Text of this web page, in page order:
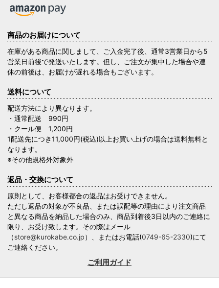
商品のお届けについて
在庫がある商品に関しまして、ご入金完了後、通常3営業日から5
営業日前後で発送いたします。但し、ご注文が集中した場合や連
休の前後は、お届けが遅れる場合もございます。
送料について
配送方法により異なります。
・通常配送 990円
・クール便 1,200円
1配送先につき11,000円(税込)以上お買い上げの場合は送料無料と
なります。
※その他規格外対象外
返品・交換について
原則として、お客様都合の返品はお受けできません。
ただし返品の対象が不良品、または誤配等の理由により注文商品
と異なる商品を納品した場合のみ、商品到着後3日以内のご連絡に
限り、お受け致します。その際はメール
（store@kurokabe.co.jp）、またはお電話(0749-65-2330)にて
ご連絡ください。
ご利用ガイド